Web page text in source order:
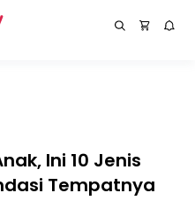
Ini 10 Jenis
Tempatnya